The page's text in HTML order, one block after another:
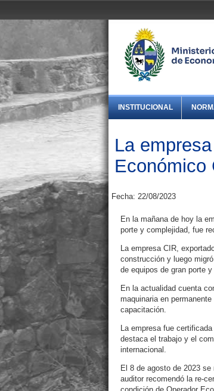
INSTITUCIONAL
La
Económico
Fecha: 22/08/2023
En la mañana de hoy la
porte y complejidad, fue
La empresa CIR,
construcción y luego
de equipos de gran porte
En la actualidad cuenta
maquinaria en
capacitación.
La empresa fue
destaca el trabajo y el
internacional.
El 8 de agosto de 2023
auditor recomendó la re-